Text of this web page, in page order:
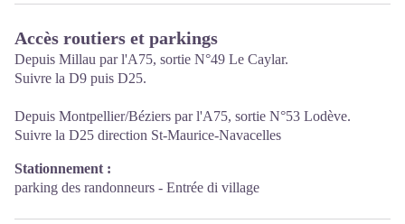
Accès routiers et parkings
Depuis Millau par l'A75, sortie N°49 Le Caylar.
Suivre la D9 puis D25.
Depuis Montpellier/Béziers par l'A75, sortie N°53 Lodève.
Suivre la D25 direction St-Maurice-Navacelles
Stationnement :
parking des randonneurs - Entrée di village